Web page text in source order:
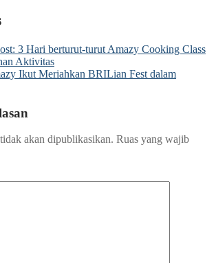
3 Hari berturut-turut Amazy Cooking Class
Aktivitas
Ikut Meriahkan BRILian Fest dalam
akan dipublikasikan. Ruas yang wajib